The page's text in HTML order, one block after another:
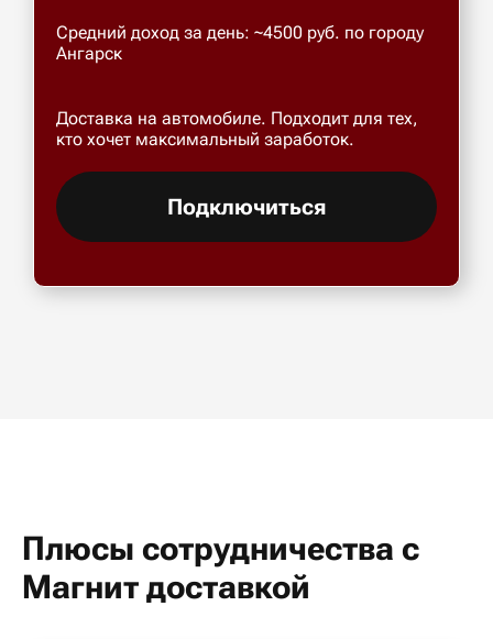
Средний доход за день: ~4500 руб. по городу
Ангарск
Доставка на автомобиле. Подходит для тех,
кто хочет максимальный заработок.
Подключиться
Плюсы сотрудничества с
Магнит доставкой